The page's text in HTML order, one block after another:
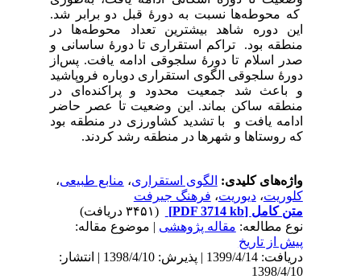
که محوطه‌ها نسبت به دورۀ قبل دو برابر شد.
این دوره شاهد بیشترین تعداد محوطه‌ها در
منطقه بود. تراکم استقراری تا دورۀ ساسانی و
صدر اسلام تا دورۀ سلجوقی ادامه یافت. پس‌از
دورۀ سلجوقی الگوی استقراری دوباره فروپاشید
و باعث شد جمعیت محدود و پراکنده‌ای در
منطقه ساکن بماند. این وضعیت تا عصر حاضر
ادامه یافت و با تشدید کشاورزی در منطقه بود
که روستاها و شهرها در منطقه رشد کردند.
واژه‌های کلیدی:الگوی استقراری،منابع طبیعی،
کلوریت،دیوریت،فرهنگ جیرفت
متن کامل[PDF 3714 kb]
نوع مطالعه:مقاله پژوهشی| موضوع مقاله:
پیش از تاریخ
دریافت: 1399/4/14 | پذیرش: 1398/4/10 | انتشار:
1398/4/10